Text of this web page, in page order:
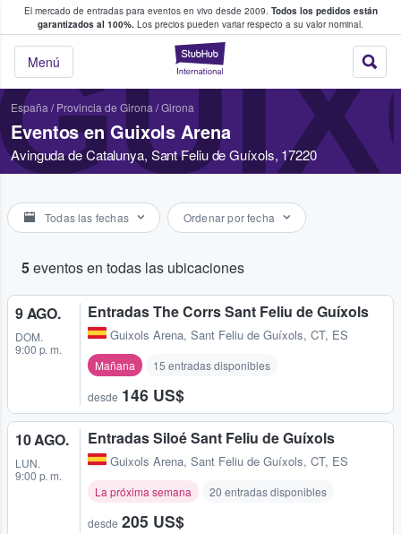
El mercado de entradas para eventos en vivo desde 2009. Todos los pedidos están
garantizados al 100%. Los precios pueden variar respecto a su valor nominal.
StubHub:
Menú
y venta de entradas entre fans
España / Provincia de Girona /Girona
Eventos en Guixols Arena
Avinguda de Catalunya, Sant Feliu de Guíxols, 17220
Todas las fechas Ordenar por fecha
5eventos en todas las ubicaciones
9 AGO.
DOM.
9:00 p. m.
Entradas The Corrs Sant Feliu de Guíxols
Guixols Arena, Sant Feliu de Guíxols, CT, ES
Mañana 15 entradas disponibles
desde 146 US$
10 AGO.
LUN.
9:00 p. m.
Entradas Siloé Sant Feliu de Guíxols
Guixols Arena, Sant Feliu de Guíxols, CT, ES
La próxima semana 20 entradas disponibles
desde 205 US$